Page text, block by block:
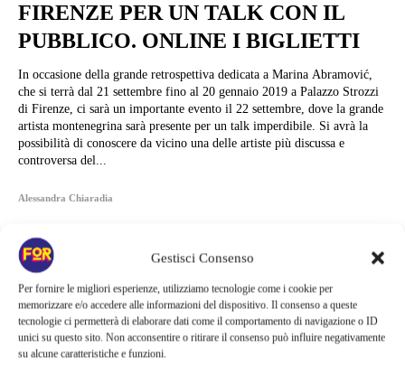
Gestisci Consenso
Per fornire le migliori esperienze, utilizziamo tecnologie come i cookie per
memorizzare e/o accedere alle informazioni del dispositivo. Il consenso a queste
tecnologie ci permetterà di elaborare dati come il comportamento di navigazione o ID
unici su questo sito. Non acconsentire o ritirare il consenso può influire negativamente
su alcune caratteristiche e funzioni.
FIRENZE PER UN TALK CON IL
PUBBLICO. ONLINE I BIGLIETTI
In occasione della grande retrospettiva dedicata a Marina Abramović,
che si terrà dal 21 settembre fino al 20 gennaio 2019 a Palazzo Strozzi
di Firenze, ci sarà un importante evento il 22 settembre, dove la grande
artista montenegrina sarà presente per un talk imperdibile. Si avrà la
possibilità di conoscere da vicino una delle artiste più discussa e
controversa del...
Alessandra Chiaradia